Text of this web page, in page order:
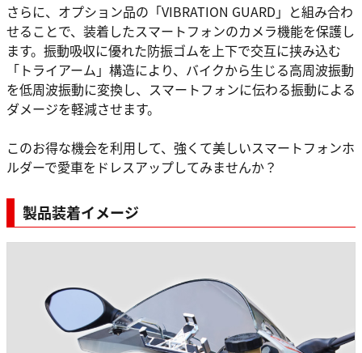
さらに、オプション品の「VIBRATION GUARD」と組み合わ
せることで、装着したスマートフォンのカメラ機能を保護し
ます。振動吸収に優れた防振ゴムを上下で交互に挟み込む
「トライアーム」構造により、バイクから生じる高周波振動
を低周波振動に変換し、スマートフォンに伝わる振動による
ダメージを軽減させます。
このお得な機会を利用して、強くて美しいスマートフォンホ
ルダーで愛車をドレスアップしてみませんか？
製品装着イメージ